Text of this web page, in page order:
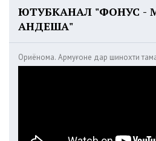
ЮТУБКАНАЛ "ФОНУС -
АНДЕША"
Ориёнома. Армуғоне дар шинохти